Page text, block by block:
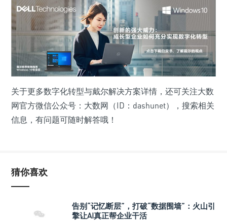
关于更多数字化转型与戴尔解决方案详情，还可关注大数
网官方微信公众号：大数网（ID：dashunet），搜索相关
信息，有问题可随时解答哦！
猜你喜欢
告别“记忆断层”，打破“数据围墙”：火山引
擎让AI真正帮企业干活